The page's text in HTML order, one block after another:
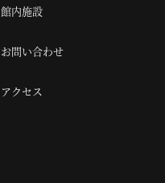
館内施設
お問い合わせ
アクセス